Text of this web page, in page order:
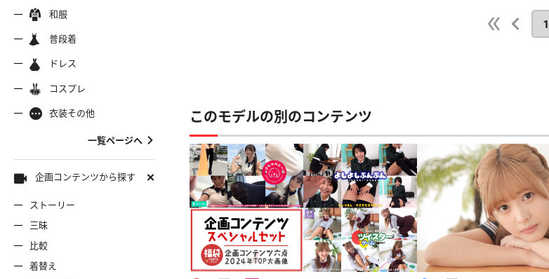
ワンピース
リーダー
タード
リー
ミソール
袴
デニムスカート ワンピース
ディングドレス わんぱくスタイル アイドル風
ウィン サバゲー
エプロン
タオル コート
ディガン ニットベスト
ちっぱい
和服
着物
普段着 デニムスカート
ドレス
コスプレ
バニーガール ハロウィン
衣装その他
セーター カーディガン パーカー
一覧ページへ
企画コンテンツから探す
ストーリー
三昧
比較
着替え
1
このモデルの別のコンテンツ